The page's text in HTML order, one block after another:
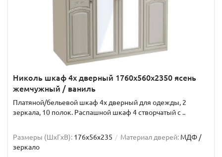
Николь шкаф 4х дверный 1760x560x2350 ясень
жемчужный / ваниль
Платяной/бельевой шкаф 4х дверный для одежды, 2
зеркала, 10 полок. Распашной шкаф 4 створчатый с ..
Размеры (ШxГxВ): 176x56x235 Материал дверей: МДФ /
зеркало